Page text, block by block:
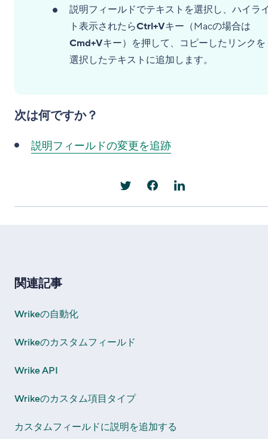
説明フィールドでテキストを選択し、ハイラ
ト表示されたらCtrl+Vキー（Macの場合は
Cmd+Vキー）を押して、コピーしたリンクを
選択したテキストに追加します。
次は何ですか？
説明フィールドの変更を追跡
関連記事
Wrikeの自動化
Wrikeのカスタムフィールド
Wrike API
Wrikeのカスタム項目タイプ
カスタムフィールドに説明を追加する